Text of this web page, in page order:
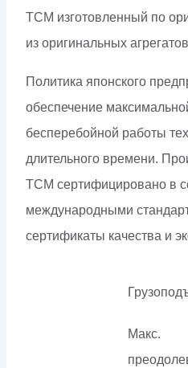
ТСМ изготовленный по
из оригинальных
Политика японского
обеспечение
бесперебойной работы
длительного времени.
ТСМ сертифицировано в
международными
сертификаты качества и
Макс.